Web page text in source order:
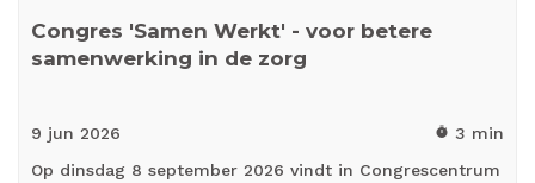
Congres 'Samen Werkt' - voor betere
samenwerking in de zorg
9 jun 2026 timer 3 min
Op dinsdag 8 september 2026 vindt in Congrescentrum